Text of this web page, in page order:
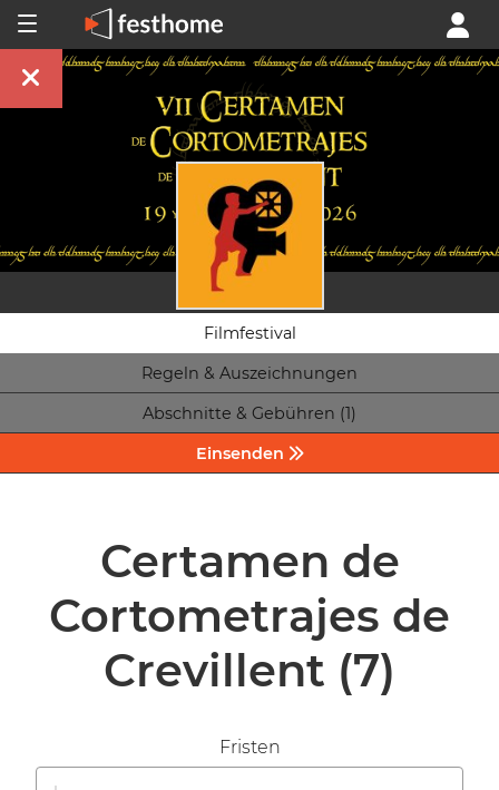
Filmfestival
Regeln & Auszeichnungen
Abschnitte & Gebühren (1)
Einsenden
Certamen de
Cortometrajes de
Crevillent (7)
Fristen